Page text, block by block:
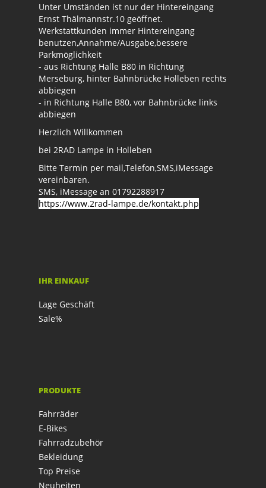
Unter Umständen ist nur der Hintereingang
Ernst Thälmannstr.10 geöffnet.
Werkstattkunden immer Hintereingang
benutzen,Annahme/Ausgabe,bessere
Parkmöglichkeit
- aus Richtung Halle B80 in Richtung
Merseburg, hinter Bahnbrücke Holleben rechts
abbiegen
- in Richtung Halle B80, vor Bahnbrücke links
abbiegen
Herzlich Willkommen
bei 2RAD Lampe in Holleben
Bitte Termin per mail,Telefon,SMS,iMessage
vereinbaren.
SMS, iMessage an 01792288917
https://www.2rad-lampe.de/kontakt.php
IHR EINKAUF
Lage Geschäft
Sale%
PRODUKTE
Fahrräder
E-Bikes
Fahrradzubehör
Bekleidung
Top Preise
Neuheiten